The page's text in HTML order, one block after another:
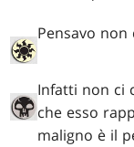
Pensavo non
Infatti non ci
che esso
maligno è il